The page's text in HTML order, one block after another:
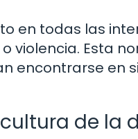
en todas las
violencia. Esta
encontrarse en
de la